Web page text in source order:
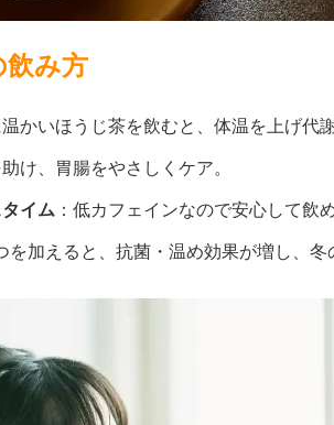
み方
かいほうじ茶を飲むと、体温を上げ代
助け、胃腸をやさしくケア。
イム ：低カフェインなので安心して飲
を加えると、抗菌・温め効果が増し、冬